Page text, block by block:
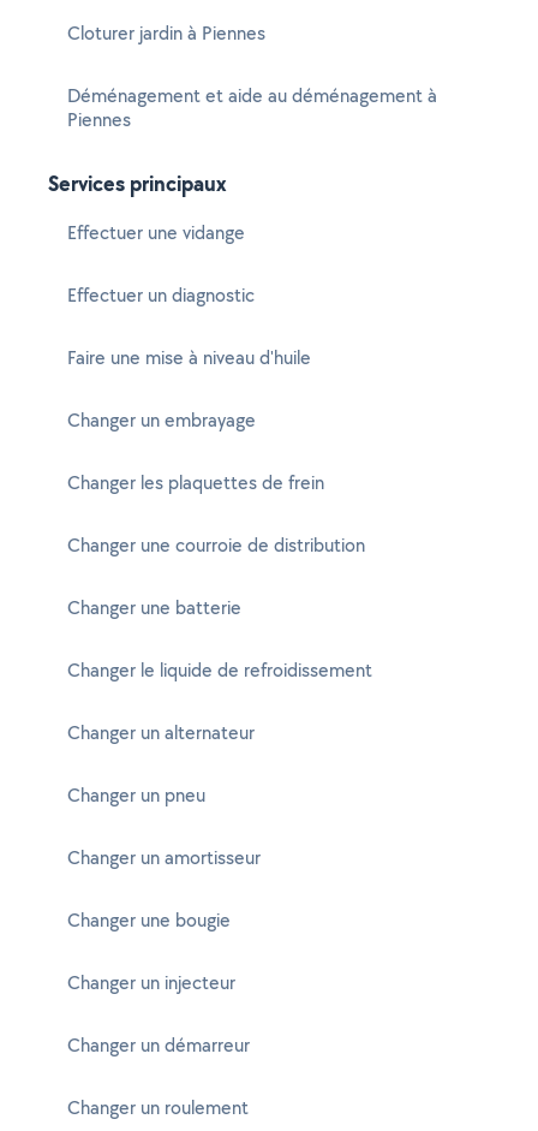
Cloturer jardin à Piennes
Déménagement et aide au déménagement à
Piennes
Services principaux
Effectuer une vidange
Effectuer un diagnostic
Faire une mise à niveau d'huile
Changer un embrayage
Changer les plaquettes de frein
Changer une courroie de distribution
Changer une batterie
Changer le liquide de refroidissement
Changer un alternateur
Changer un pneu
Changer un amortisseur
Changer une bougie
Changer un injecteur
Changer un démarreur
Changer un roulement